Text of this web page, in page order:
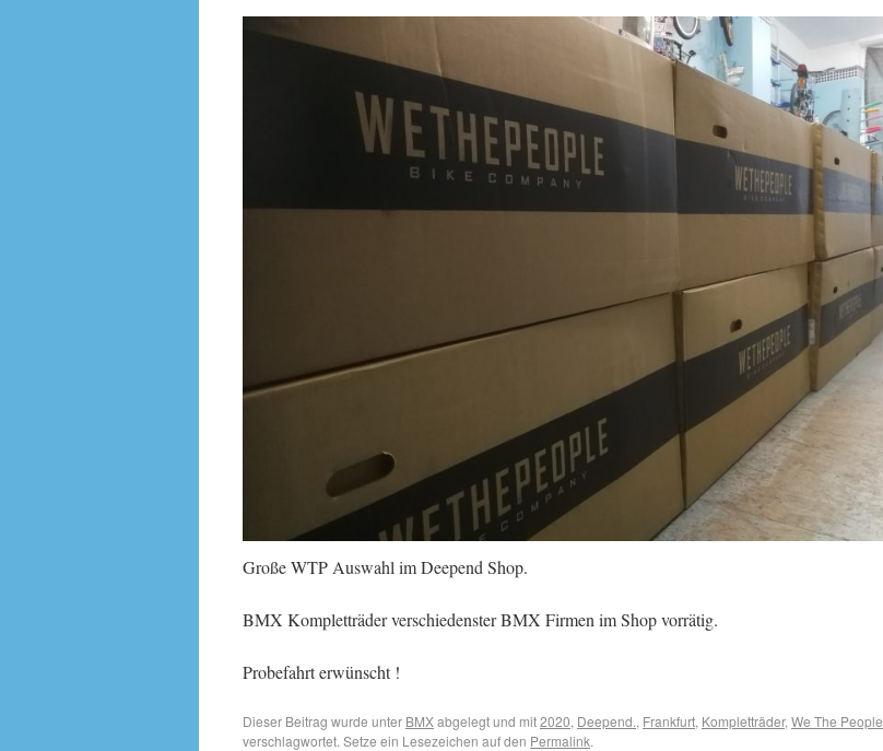
Große WTP Auswahl im Deepend Shop.
BMX Kompletträder verschiedenster BMX Firmen im Shop vorrätig.
Probefahrt erwünscht !
Dieser Beitrag wurde unter BMXabgelegt und mit2020, Deepend., Frankfurt, Kompletträder, We The People
verschlagwortet. Setze ein Lesezeichen auf den Permalink.